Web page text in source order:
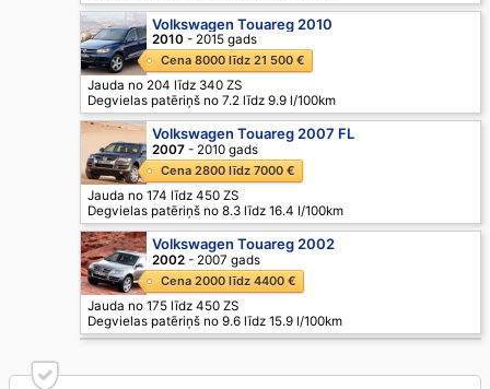
Volkswagen Touareg 2010
2010 - 2015 gads
Cena 8000 līdz 21 500 €
Jauda no 204 līdz 340 ZS
Degvielas patēriņš no 7.2 līdz 9.9 l/100km
Volkswagen Touareg 2007 FL
2007 - 2010 gads
Cena 2800 līdz 7000 €
Jauda no 174 līdz 450 ZS
Degvielas patēriņš no 8.3 līdz 16.4 l/100km
Volkswagen Touareg 2002
2002 - 2007 gads
Cena 2000 līdz 4400 €
Jauda no 175 līdz 450 ZS
Degvielas patēriņš no 9.6 līdz 15.9 l/100km